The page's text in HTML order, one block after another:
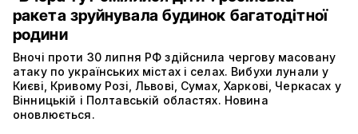
ракета зруйнувала будинок багатодітної
родини
Вночі проти 30 липня РФ здійснила чергову масовану
атаку по українських містах і селах. Вибухи лунали у
Києві, Кривому Розі, Львові, Сумах, Харкові, Черкасах у
Вінницькій і Полтавській областях. Новина
оновлюється.